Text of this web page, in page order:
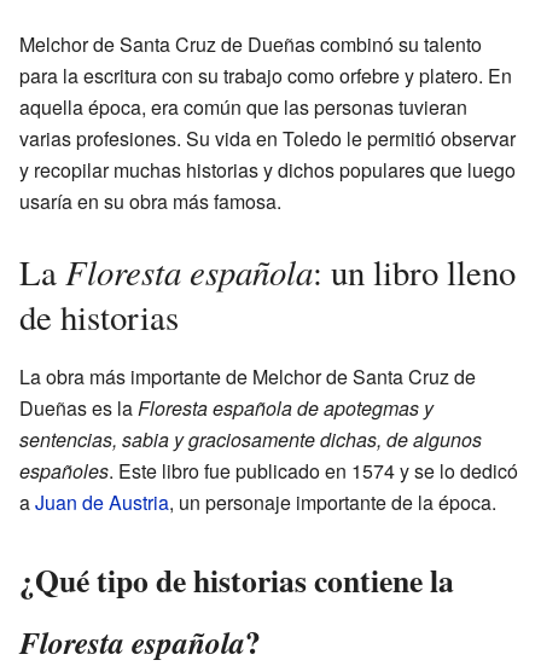
Melchor de Santa Cruz de Dueñas combinó su talento
para la escritura con su trabajo como orfebre y platero. En
aquella época, era común que las personas tuvieran
varias profesiones. Su vida en Toledo le permitió observar
y recopilar muchas historias y dichos populares que luego
usaría en su obra más famosa.
LaFloresta española: un libro lleno
de historias
La obra más importante de Melchor de Santa Cruz de
Dueñas es laFloresta española de apotegmas y
sentencias, sabia y graciosamente dichas, de algunos
españoles. Este libro fue publicado en 1574 y se lo dedicó
aJuan de Austria, un personaje importante de la época.
¿Qué tipo de historias contiene la
Floresta española?